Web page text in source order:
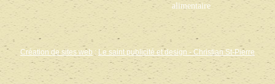
alimentaire
Création de sites web : Le saint publicité et design - Christian St-Pierre